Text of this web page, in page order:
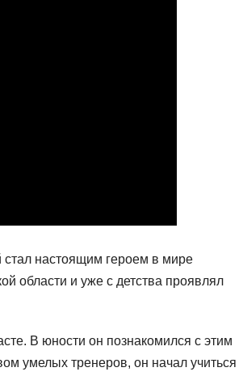
стал настоящим героем в мире
области и уже с детства проявлял
В юности он познакомился с этим
умелых тренеров, он начал учиться